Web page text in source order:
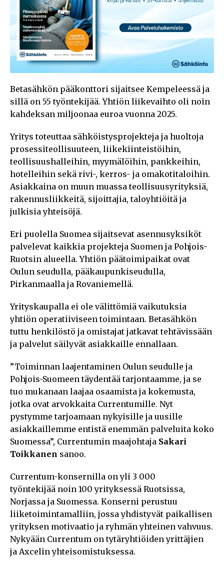
Betasähkön pääkonttori sijaitsee Kempeleessä ja
sillä on 55 työntekijää. Yhtiön liikevaihto oli noin
kahdeksan miljoonaa euroa vuonna 2025.
Yritys toteuttaa sähköistysprojekteja ja huoltoja
prosessiteollisuuteen, liikekiinteistöihin,
teollisuushalleihin, myymälöihin, pankkeihin,
hotelleihin sekä rivi-, kerros- ja omakotitaloihin.
Asiakkaina on muun muassa teollisuusyrityksiä,
rakennusliikkeitä, sijoittajia, taloyhtiöitä ja
julkisia yhteisöjä.
Eri puolella Suomea sijaitsevat asennusyksiköt
palvelevat kaikkia projekteja Suomen ja Pohjois-
Ruotsin alueella. Yhtiön päätoimipaikat ovat
Oulun seudulla, pääkaupunkiseudulla,
Pirkanmaalla ja Rovaniemellä.
Yrityskaupalla ei ole välittömiä vaikutuksia
yhtiön operatiiviseen toimintaan. Betasähkön
tuttu henkilöstö ja omistajat jatkavat tehtävissään
ja palvelut säilyvät asiakkaille ennallaan.
”Toiminnan laajentaminen Oulun seudulle ja
Pohjois-Suomeen täydentää tarjontaamme, ja se
tuo mukanaan laajaa osaamista ja kokemusta,
jotka ovat arvokkaita Currentumille. Nyt
pystymme tarjoamaan nykyisille ja uusille
asiakkaillemme entistä enemmän palveluita koko
Suomessa”, Currentumin maajohtaja Sakari
Toikkanen sanoo.
Currentum-konsernilla on yli 3 000
työntekijää noin 100 yrityksessä Ruotsissa,
Norjassa ja Suomessa. Konserni perustuu
liiketoimintamalliin, jossa yhdistyvät paikallisen
yrityksen motivaatio ja ryhmän yhteinen vahvuus.
Nykyään Currentum on tytäryhtiöiden yrittäjien
ja Axcelin yhteisomistuksessa.